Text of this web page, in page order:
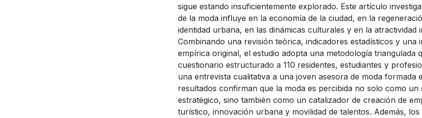
sigue estando insuficientemente explorado. Este artículo
de la moda influye en la economía de la ciudad, en la
identidad urbana, en las dinámicas culturales y en la atractividad
Combinando una revisión teórica, indicadores estadísticos y una
empírica original, el estudio adopta una metodología triangulada
cuestionario estructurado a 110 residentes, estudiantes y
una entrevista cualitativa a una joven asesora de moda formada
resultados confirman que la moda es percibida no solo como
estratégico, sino también como un catalizador de creación de
turístico, innovación urbana y movilidad de talentos. Además, los